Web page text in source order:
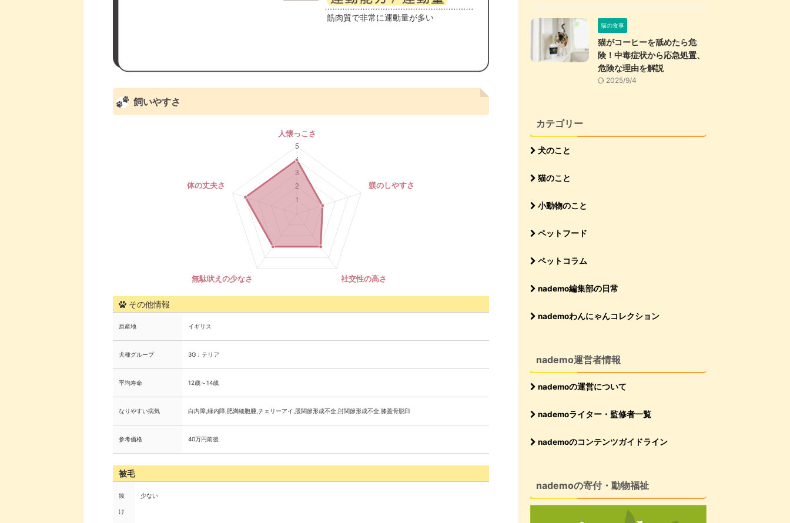
筋肉質で非常に運動量が多い
飼いやすさ
その他情報
原産地 イギリス
犬種グループ 3G：テリア
平均寿命 12歳～14歳
なりやすい病気 白内障,緑内障,肥満細胞腫,チェリーアイ,股関節形成不全,肘関節形成不全,膝蓋骨脱臼
参考価格 40万円前後
被毛
抜
け
少ない
猫の食事
猫がコーヒーを舐めたら危
険！中毒症状から応急処置、
危険な理由を解説
2025/9/4
カテゴリー
犬のこと
猫のこと
小動物のこと
ペットフード
ペットコラム
nademo編集部の日常
nademoわんにゃんコレクション
nademo運営者情報
nademoの運営について
nademoライター・監修者一覧
nademoのコンテンツガイドライン
nademoの寄付・動物福祉